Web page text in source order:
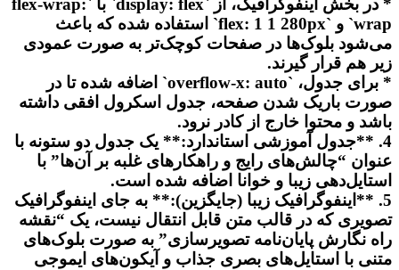
* در بخش اینفوگرافیک، از `display: flex` با `flex-wrap:
wrap` و `flex: 1 1 280px` استفاده شده که باعث
می‌شود بلوک‌ها در صفحات کوچک‌تر به صورت عمودی
زیر هم قرار گیرند.
* برای جدول، `overflow-x: auto` اضافه شده تا در
صورت باریک شدن صفحه، جدول اسکرول افقی داشته
باشد و محتوا خارج از کادر نرود.
4. **جدول آموزشی استاندارد:** یک جدول دو ستونه با
عنوان “چالش‌های رایج و راهکارهای غلبه بر آن‌ها” با
استایل‌دهی زیبا و خوانا اضافه شده است.
5. **اینفوگرافیک زیبا (جایگزین):** به جای اینفوگرافیک
تصویری که در قالب متن قابل انتقال نیست، یک “نقشه
راه نگارش پایان‌نامه تصویرسازی” به صورت بلوک‌های
متنی با استایل‌های بصری جذاب و آیکون‌های ایموجی